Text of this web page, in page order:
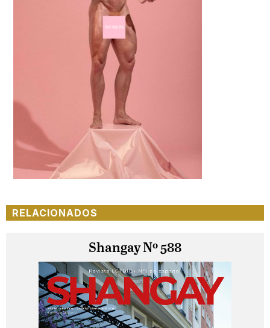
RELACIONADOS
Shangay Nº 588